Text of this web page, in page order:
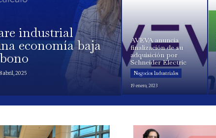
industrial
economía baja
abril, 2025
AVEVA anuncia
finalización de su
adquisición por
Schneider Electric
Negocios Industriales
19 enero, 2023